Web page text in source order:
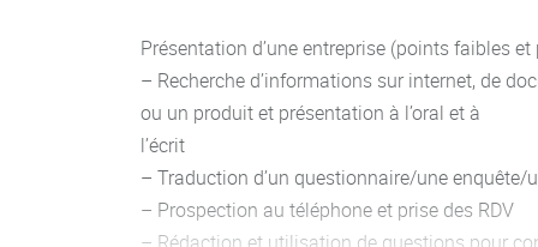
Présentation d’une entreprise (points faibles
– Recherche d’informations sur internet, de
ou un produit et présentation à l’oral et à
l’écrit
– Traduction d’un questionnaire/une
– Prospection au téléphone et prise des RDV